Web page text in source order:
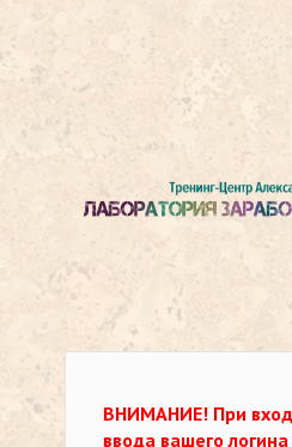
ВНИМАНИЕ! При
ввода вашего